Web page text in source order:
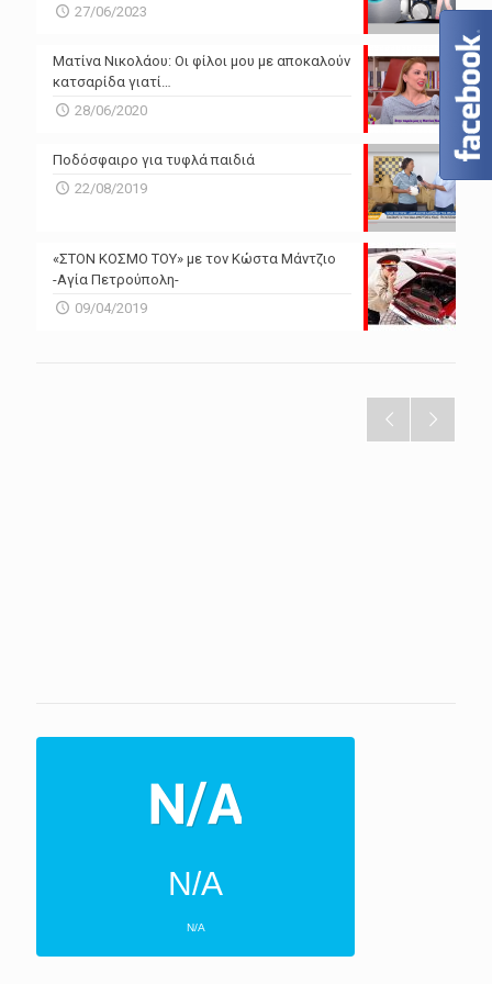
27/06/2023
Ματίνα Νικολάου: Οι φίλοι μου με αποκαλούν
κατσαρίδα γιατί…
28/06/2020
Ποδόσφαιρο για τυφλά παιδιά
22/08/2019
«ΣΤΟΝ ΚΟΣΜΟ ΤΟΥ» με τον Κώστα Μάντζιο
-Αγία Πετρούπολη-
09/04/2019
N/A
N/A